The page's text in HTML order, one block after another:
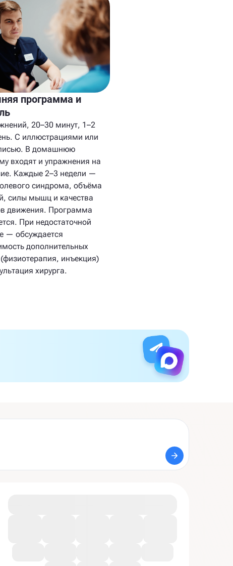
программа и
20–30 минут, 1–2
С иллюстрациями или
В домашнюю
входят и упражнения на
Каждые 2–3 недели —
синдрома, объёма
силы мышц и качества
движения. Программа
При недостаточной
— обсуждается
дополнительных
инъекция)
хирурга.